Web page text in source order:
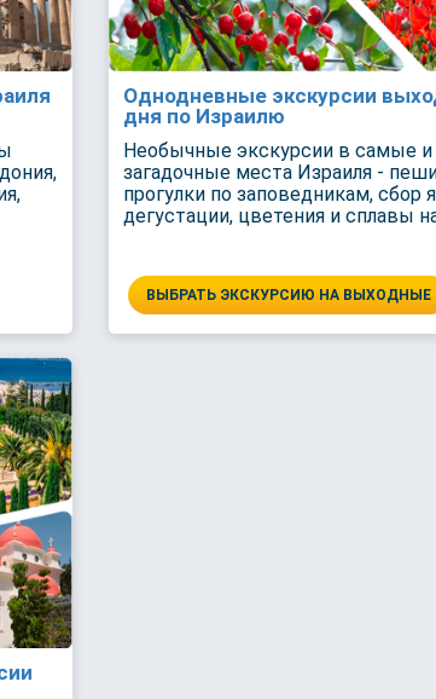
Однодневные экскурсии
дня по Израилю
Необычные экскурсии в самые и
загадочные места Израиля -
прогулки по заповедникам, сбор
дегустации, цветения и сплавы
ВЫБРАТЬ ЭКСКУРСИЮ НА ВЫХОДНЫЕ